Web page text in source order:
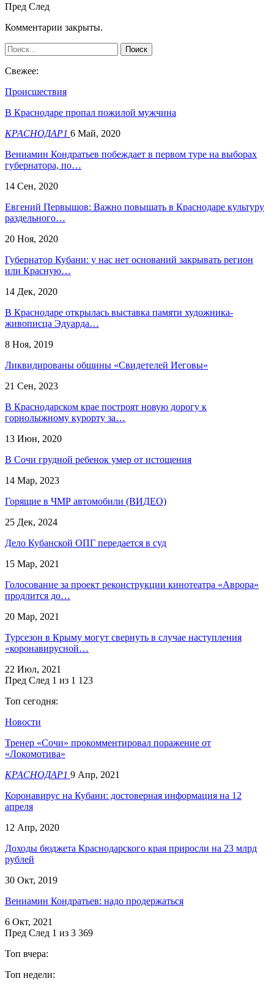
Пред След
Комментарии закрыты.
Свежее:
Происшествия
В Краснодаре пропал пожилой мужчина
КРАСНОДАР1 6 Май, 2020
Вениамин Кондратьев побеждает в первом туре на выборах
губернатора, по…
14 Сен, 2020
Евгений Первышов: Важно повышать в Краснодаре культуру
раздельного…
20 Ноя, 2020
Губернатор Кубани: у нас нет оснований закрывать регион
или Красную…
14 Дек, 2020
В Краснодаре открылась выставка памяти художника-
живописца Эдуарда…
8 Ноя, 2019
Ликвидированы общины «Свидетелей Иеговы»
21 Сен, 2023
В Краснодарском крае построят новую дорогу к
горнолыжному курорту за…
13 Июн, 2020
В Сочи грудной ребенок умер от истощения
14 Мар, 2023
Горящие в ЧМР автомобили (ВИДЕО)
25 Дек, 2024
Дело Кубанской ОПГ передается в суд
15 Мар, 2021
Голосование за проект реконструкции кинотеатра «Аврора»
продлится до…
20 Мар, 2021
Турсезон в Крыму могут свернуть в случае наступления
«коронавирусной…
22 Июл, 2021
Пред След 1 из 1 123
Топ сегодня:
Новости
Тренер «Сочи» прокомментировал поражение от
«Локомотива»
КРАСНОДАР1 9 Апр, 2021
Коронавирус на Кубани: достоверная информация на 12
апреля
12 Апр, 2020
Доходы бюджета Краснодарского края приросли на 23 млрд
рублей
30 Окт, 2019
Вениамин Кондратьев: надо продержаться
6 Окт, 2021
Пред След 1 из 3 369
Топ вчера:
Топ недели: